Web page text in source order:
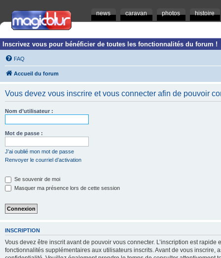
news caravan photos histoire
Inscrivez vous pour bénéficier de toutes les fonctionnalités du forum !
FAQ
Accueil du forum
Vous devez vous inscrire et vous connecter afin de pouvoir
Nom d’utilisateur :
Mot de passe :
J’ai oublié mon mot de passe
Renvoyer le courriel d’activation
Se souvenir de moi
Masquer ma présence lors de cette session
INSCRIPTION
Vous devez être inscrit avant de pouvoir vous connecter. L’inscription est
fonctionnalités supplémentaires aux utilisateurs inscrits. Avant de vous inscrire,